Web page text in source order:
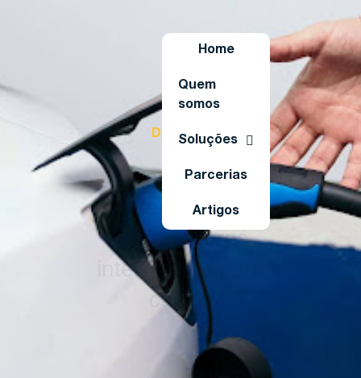
Home
Quem
somos
Soluções
Parcerias
Artigos
Destaque
Descubra os
diferenciais dos
carregadores
inteligentes para
carros